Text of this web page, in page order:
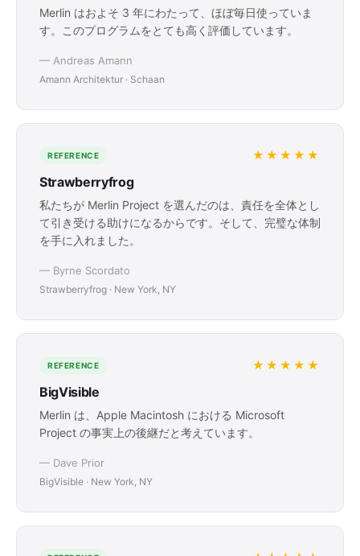
Merlin はおよそ 3 年にわたって、ほぼ毎日使っていま
す。このプログラムをとても高く評価しています。
— Andreas Amann
Amann Architektur · Schaan
REFERENCE ★★★★★
Strawberryfrog
私たちが Merlin Project を選んだのは、責任を全体とし
て引き受ける助けになるからです。そして、完璧な体制
を手に入れました。
— Byrne Scordato
Strawberryfrog · New York, NY
REFERENCE ★★★★★
BigVisible
Merlin は、Apple Macintosh における Microsoft
Project の事実上の後継だと考えています。
— Dave Prior
BigVisible · New York, NY